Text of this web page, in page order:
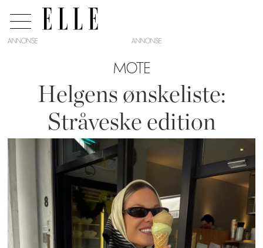
ANNONSE
MOTE
Helgens ønskeliste:
Stråveske edition